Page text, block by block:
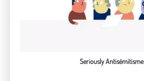
Seriously Antisémitisme